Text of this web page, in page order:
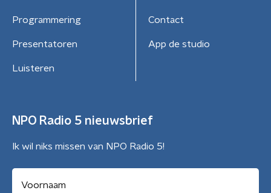
Programmering
Presentatoren
Luisteren
Contact
App de studio
NPO Radio 5 nieuwsbrief
Ik wil niks missen van NPO Radio 5!